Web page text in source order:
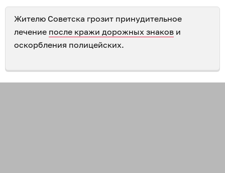
Жителю Советска грозит принудительное
лечение после кражи дорожных знаков и
оскорбления полицейских.